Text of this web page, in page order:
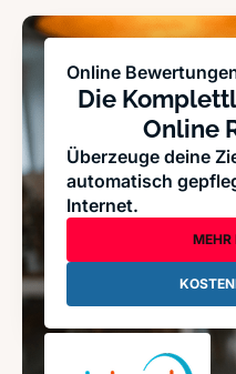
Online
Die
Online
Überzeuge deine
automatisch
Internet.
MEHR